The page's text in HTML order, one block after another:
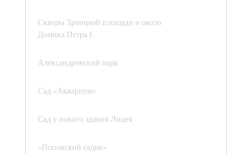
Скверы Троицкой площади и около
Домика Петра I
Александровский парк
Сад «Аквариум»
Сад у нового здания Лицея
«Поповский садик»